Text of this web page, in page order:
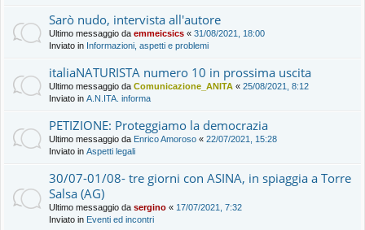
Sarò nudo, intervista all'autore
Ultimo messaggio da emmeicsics « 31/08/2021, 18:00
Inviato in Informazioni, aspetti e problemi
italiaNATURISTA numero 10 in prossima uscita
Ultimo messaggio da Comunicazione_ANITA « 25/08/2021, 8:12
Inviato in A.N.ITA. informa
PETIZIONE: Proteggiamo la democrazia
Ultimo messaggio da Enrico Amoroso « 22/07/2021, 15:28
Inviato in Aspetti legali
30/07-01/08- tre giorni con ASINA, in spiaggia a Torre
Salsa (AG)
Ultimo messaggio da sergino « 17/07/2021, 7:32
Inviato in Eventi ed incontri